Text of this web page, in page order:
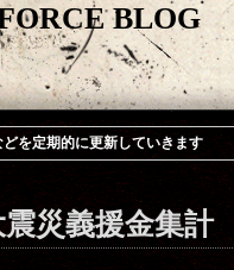
BLOG
を定期的に更新していきます
災義援金集計